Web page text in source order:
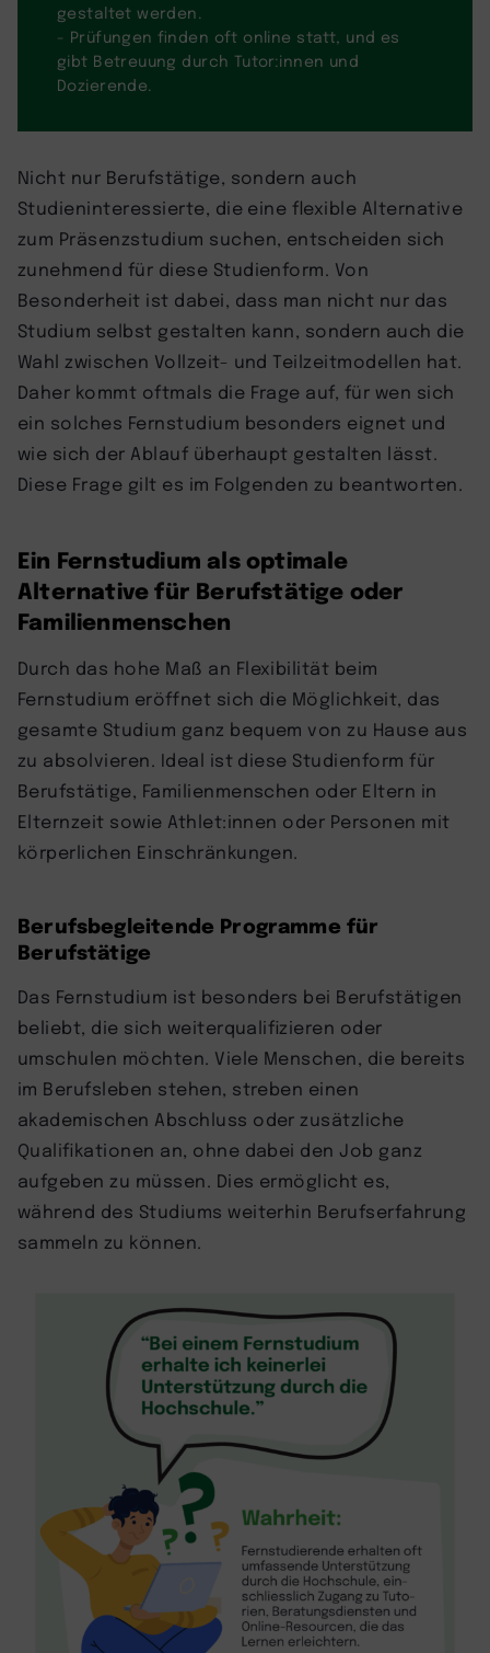
gestaltet werden.
- Prüfungen finden oft online statt, und es
gibt Betreuung durch Tutor:innen und
Dozierende.
Nicht nur Berufstätige, sondern auch
Studieninteressierte, die eine flexible Alternative
zum Präsenzstudium suchen, entscheiden sich
zunehmend für diese Studienform. Von
Besonderheit ist dabei, dass man nicht nur das
Studium selbst gestalten kann, sondern auch die
Wahl zwischen Vollzeit- und Teilzeitmodellen hat.
Daher kommt oftmals die Frage auf, für wen sich
ein solches Fernstudium besonders eignet und
wie sich der Ablauf überhaupt gestalten lässt.
Diese Frage gilt es im Folgenden zu beantworten.
Ein Fernstudium als optimale
Alternative für Berufstätige oder
Familienmenschen
Durch das hohe Maß an Flexibilität beim
Fernstudium eröffnet sich die Möglichkeit, das
gesamte Studium ganz bequem von zu Hause aus
zu absolvieren. Ideal ist diese Studienform für
Berufstätige, Familienmenschen oder Eltern in
Elternzeit sowie Athlet:innen oder Personen mit
körperlichen Einschränkungen.
Berufsbegleitende Programme für
Berufstätige
Das Fernstudium ist besonders bei Berufstätigen
beliebt, die sich weiterqualifizieren oder
umschulen möchten. Viele Menschen, die bereits
im Berufsleben stehen, streben einen
akademischen Abschluss oder zusätzliche
Qualifikationen an, ohne dabei den Job ganz
aufgeben zu müssen. Dies ermöglicht es,
während des Studiums weiterhin Berufserfahrung
sammeln zu können.